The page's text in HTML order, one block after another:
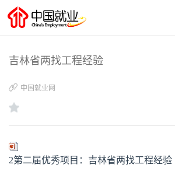
吉林省两找工程经验
中国就业网
2第二届优秀项目：吉林省两找工程经验